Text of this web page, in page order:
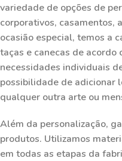
variedade de opções de
corporativos, casamentos,
ocasião especial, temos a
taças e canecas de acordo
necessidades individuais
possibilidade de adicionar
qualquer outra arte ou
Além da personalização,
produtos. Utilizamos
em todas as etapas da